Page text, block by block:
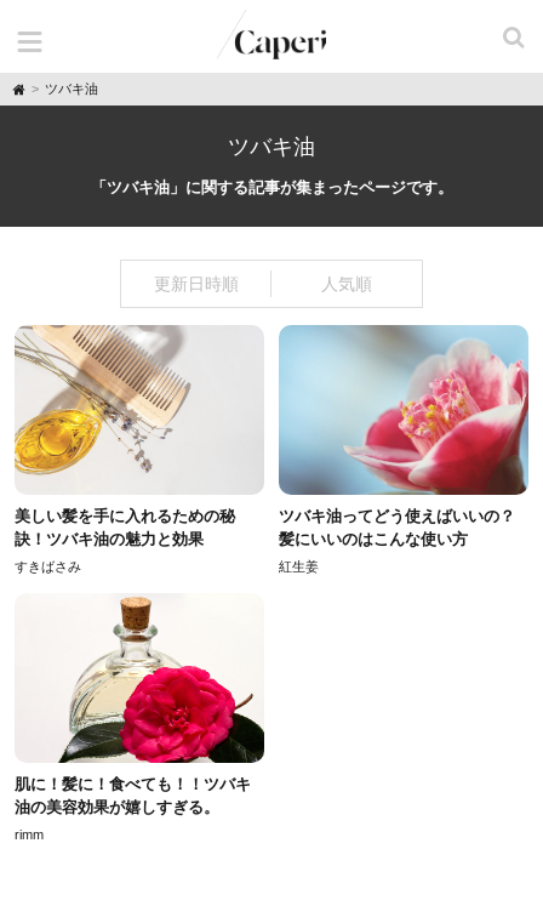
H
o
ツバキ油
ツバキ油
「ツバキ油」に関する記事が集まったページです。
更新日時順 人気順
美しい髪を手に入れるための秘
訣！ツバキ油の魅力と効果
すきばさみ
ツバキ油ってどう使えばいいの？
髪にいいのはこんな使い方
紅生姜
肌に！髪に！食べても！！ツバキ
油の美容効果が嬉しすぎる。
rimm